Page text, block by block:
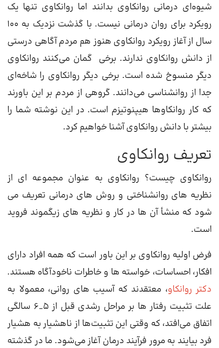
شیوه‌ای درمانی روانکاوی بدانند اما روانکاوی تنها یک
رویکرد برای روان‌ درمانی نیست. با گذشت نزدیک به ۱۰۰
سال از آغاز رویکرد روانکاوی هنوز هم مردم آگاهی درستی
از دانش روانکاوی ندارند. برخی گمان می‌کنند روانکاوی
دیگر منسوخ شده است. برخی دیگر روانکاوی را شاخه‌ای
جدا از روانشناسی می‌دانند. گروهی از مردم بر این باورند
که کار روانکاوها هیپنوتیزم است. در این نوشته شما را
بیشتر با دانش روانکاوی آشنا خواهیم کرد.
تعریف روانکاوی
روانکاوی چیست؟ روانکاوی به عنوان مجموعه ای از
نظریه های روانشناختی و روش های درمانی تعریف می
شود که منشأ آن ها در کار و نظریه های زیگموند فروید
است.
فرض اولیه روانکاوی بر این باور است که همه افراد دارای
افکار، احساسات، خواسته ها و خاطرات ناخودآگاه هستند.
دکتر روانکاو، معتقدند که آسیب‌ های روانی، معمولا به
علت تثبیت‌ رفتار ها بر مراحل رشدی قبل از 5_6 سالگی
اتفاق می‌افتد، که وقتی این تثبیت‌ها از ناهشیار به هشیار
فرد بیایند به مرور فرآیند درمان آغاز می‌شود. ما در گذشته